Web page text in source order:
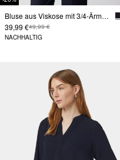
Bluse aus Viskose mit 3/4-Ärmeln und Schlitzdetails
39,99 €49,99 €
NACHHALTIG